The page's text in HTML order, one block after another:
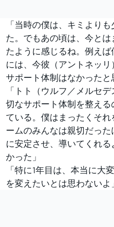
「当時の僕は、キミより
た。でもあの頃は、今と
たように感じるね。例え
には、今彼（アントネッ
サポート体制はなかったと
「トト（ウルフ／メルセ
切なサポート体制を整え
ている。僕はまったくそ
ームのみんなは親切だっ
に安定させ、導いてくれ
かった」
「特に1年目は、本当に大
を変えたいとは思わないよ